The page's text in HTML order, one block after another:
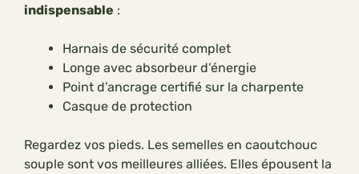
indispensable :
Harnais de sécurité complet
Longe avec absorbeur d’énergie
Point d’ancrage certifié sur la charpente
Casque de protection
Regardez vos pieds. Les semelles en caoutchouc
souple sont vos meilleures alliées. Elles épousent la